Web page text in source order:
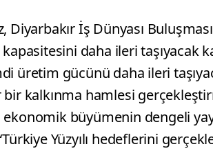
Diyarbakır İş Dünyası
daha ileri taşıyacak
üretim gücünü daha ileri
kalkınma hamlesi
büyümenin dengeli
Yüzyılı hedeflerini